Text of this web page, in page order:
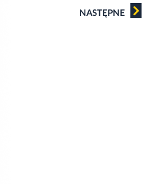
NASTĘPNE